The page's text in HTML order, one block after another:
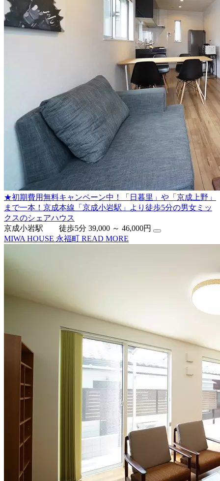
★初期費用無料キャンペーン中！「日暮里」や「京成上野」
まで一本！京成本線「京成小岩駅」より徒歩5分の男女ミッ
クスのシェアハウス
京成小岩駅 徒歩5分 39,000 ～ 46,000円
MIWA HOUSE 永福町 READ MORE